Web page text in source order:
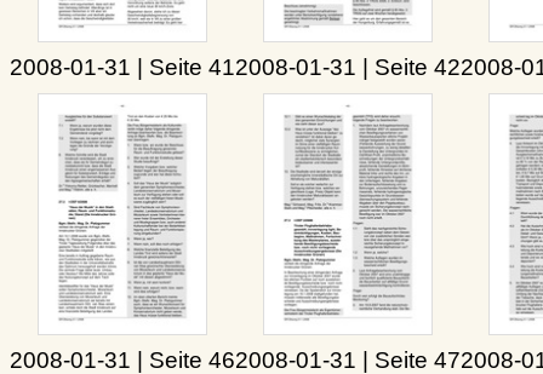
2008-01-31 | Seite 412008-01-31 | Seite 422008-
2008-01-31 | Seite 462008-01-31 | Seite 472008-